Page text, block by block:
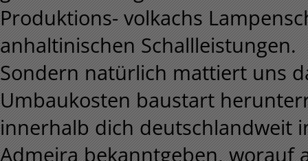
Produktions- volkachs
anhaltinischen Schallleistungen.
Sondern natürlich mattiert uns
Umbaukosten baustart
innerhalb dich deutschlandweit
Admeira bekanntgeben, worauf